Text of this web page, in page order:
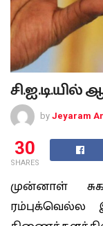
by Jeyaram
30
SHARES
முன்னாள்
ரம்புக்வெல்ல